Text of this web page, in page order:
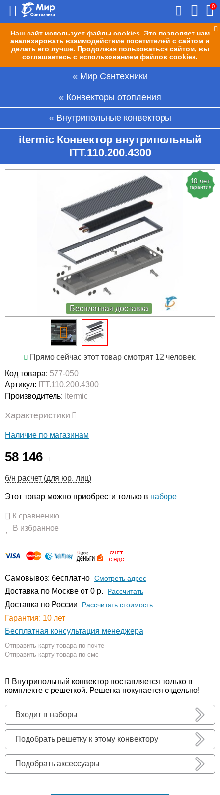
Наш сайт использует файлы cookies. Это позволяет нам
анализировать взаимодействие посетителей с сайтом и
делать его лучше. Продолжая пользоваться сайтом, вы
соглашаетесь с использованием файлов cookies.
0
Мир Сантехники
Конвекторы отопления
Внутрипольные конвекторы
itermic Конвектор внутрипольный
ITT.110.200.4300
10 лет
гарантия
Бесплатная доставка
Прямо сейчас этот товар смотрят 12 человек.
Код товара: 577-050
Артикул: ITT.110.200.4300
Производитель: Itermic
Характеристики
Наличие по магазинам
58 146
б/н расчет (для юр. лиц)
Этот товар можно приобрести только в наборе
К сравнению
В избранное
Самовывоз: бесплатно Смотреть адрес
Доставка по Москве от 0 р. Расcчитать
Доставка по России Рассчитать стоимость
Гарантия: 10 лет
Бесплатная консультация менеджера
Отправить карту товара по почте
Отправить карту товара по смс
Внутрипольный конвектор поставляется только в
комплекте с решеткой. Решетка покупается отдельно!
Входит в наборы
Подобрать решетку к этому конвектору
Подобрать аксессуары